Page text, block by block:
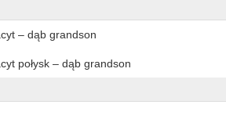
– dąb grandson
połysk – dąb grandson